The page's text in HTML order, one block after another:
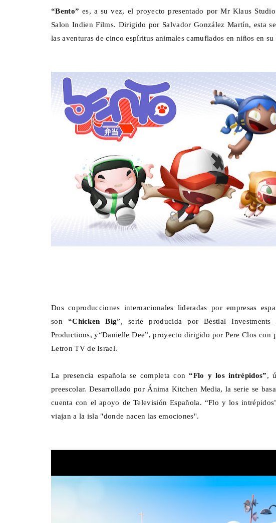
“Bento”es, a su vez, el proyecto presentado por Mr Klaus
Salon Indien Films. Dirigido por Salvador González Martín, esta
las aventuras de cinco espíritus animales camuflados en niños en
Dos coproducciones internacionales lideradas por empresas
son “Chicken Big”, serie producida por Bestial Investments
Productions, y“Danielle Dee”, proyecto dirigido por Pere Clos
Letron TV de Israel.
La presencia española se completa con“Flo y los intrépidos” ,
preescolar. Desarrollado por Ánima Kitchen Media, la serie se
cuenta con el apoyo de Televisión Española. “Flo y los
viajan a la isla "donde nacen las emociones".